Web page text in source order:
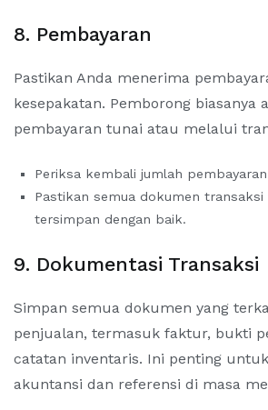
8. Pembayaran
Pastikan Anda menerima
kesepakatan. Pemborong biasanya
pembayaran tunai atau melalui
Periksa kembali jumlah
Pastikan semua dokumen
tersimpan dengan baik.
9. Dokumentasi Transaksi
Simpan semua dokumen yang
penjualan, termasuk faktur, bukti
catatan inventaris. Ini penting
akuntansi dan referensi di masa